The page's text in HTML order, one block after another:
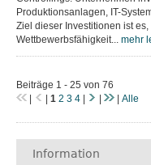
Produktionsanlagen, IT-
Ziel dieser Investitionen ist
Wettbewerbsfähigkeit... mehr
Beiträge 1 - 25 von 76
|
| 1 2 3 4 | | | Alle
Information